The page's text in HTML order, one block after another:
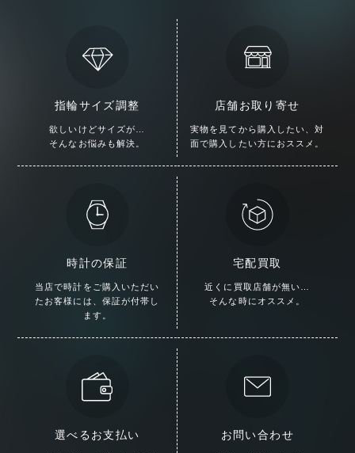
指輪サイズ調整
欲しいけどサイズが…
そんなお悩みも解決。
店舗お取り寄せ
実物を見てから購入したい、対
面で購入したい方におススメ。
時計の保証
当店で時計をご購入いただい
た お客様には、保証が付帯し
ます。
宅配買取
近くに買取店舗が無い…
そんな時にオススメ。
選べるお支払い お問い合わせ